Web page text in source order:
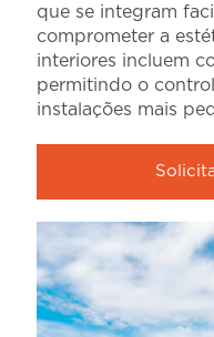
que se integram
comprometer a
interiores incluem
permitindo o
instalações mais